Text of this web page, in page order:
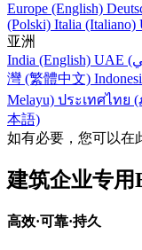
Europe (English)
(Polski) Italia (Italiano)
亚洲
India (English)
灣 (繁體中文)
Melayu) ประเทศไทย
本語)
如有必要，您可以在
建筑企业专
高效·可靠·持久